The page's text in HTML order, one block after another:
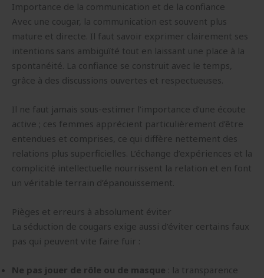
Importance de la communication et de la confiance
Avec une cougar, la communication est souvent plus
mature et directe. Il faut savoir exprimer clairement ses
intentions sans ambiguïté tout en laissant une place à la
spontanéité. La confiance se construit avec le temps,
grâce à des discussions ouvertes et respectueuses.
Il ne faut jamais sous-estimer l’importance d’une écoute
active ; ces femmes apprécient particulièrement d’être
entendues et comprises, ce qui diffère nettement des
relations plus superficielles. L’échange d’expériences et la
complicité intellectuelle nourrissent la relation et en font
un véritable terrain d’épanouissement.
Pièges et erreurs à absolument éviter
La séduction de cougars exige aussi d’éviter certains faux
pas qui peuvent vite faire fuir :
Ne pas jouer de rôle ou de masque : la transparence